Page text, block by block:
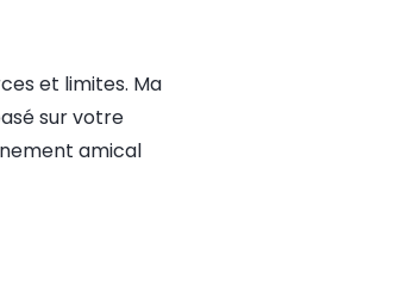
et limites. Ma
sur votre
amical